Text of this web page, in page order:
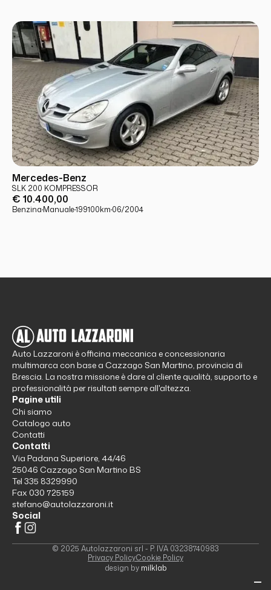
USATO PRONTA CONSEGNA
Mercedes-Benz
SLK 200 KOMPRESSOR
€ 10.400,00
Benzina·Manuale·199100km·06/2004
Auto Lazzaroni è officina meccanica e concessionaria
multimarca con base a Cazzago San Martino, provincia di
Brescia. La nostra missione è dare al cliente qualità, supporto e
professionalità per risultati sempre all'altezza.
Pagine utili
Chi siamo
Catalogo auto
Contatti
Contatti
Via Padana Superiore, 44/46
25046 Cazzago San Martino BS
Tel 335 8329990
Fax 030 725159
stefano@autolazzaroni.it
Social
© 2025 Autolazzaroni srl - P. IVA 03238740983
Privacy PolicyCookie Policy
design by milklab